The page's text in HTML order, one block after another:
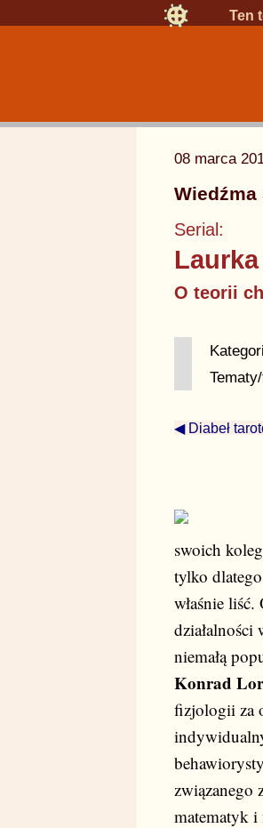
Ten
08 marca
Serial:
O teorii
◀ Diabeł
swoich
tylko
właśnie
działalności
niemałą
Konrad
fizjologii za
związanego
matematyk i